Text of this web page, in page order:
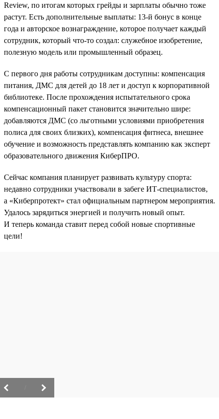
Review, по итогам которых грейды и зарплаты обычно тоже
растут. Есть дополнительные выплаты: 13-й бонус в конце
года и авторское вознаграждение, которое получает каждый
сотрудник, который что-то создал: служебное изобретение,
полезную модель или промышленный образец.
С первого дня работы сотрудникам доступны: компенсация
питания, ДМС для детей до 18 лет и доступ к корпоративной
библиотеке. После прохождения испытательного срока
компенсационный пакет становится значительно шире:
добавляются ДМС (со льготными условиями приобретения
полиса для своих близких), компенсация фитнеса, внешнее
обучение и возможность представлять компанию как эксперт
образовательного движения КиберПРО.
Сейчас компания планирует развивать культуру спорта:
недавно сотрудники участвовали в забеге ИТ-специалистов,
а «Киберпротект» стал официальным партнером мероприятия.
Удалось зарядиться энергией и получить новый опыт.
И теперь команда ставит перед собой новые спортивные
цели!